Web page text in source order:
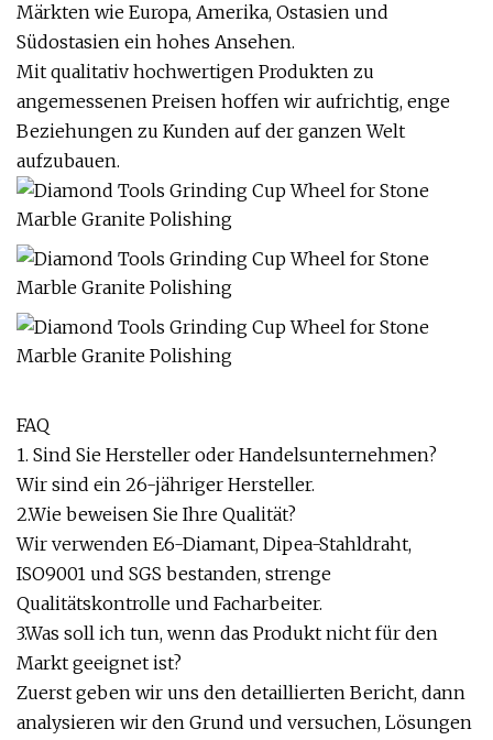
Märkten wie Europa, Amerika, Ostasien und
Südostasien ein hohes Ansehen.
Mit qualitativ hochwertigen Produkten zu
angemessenen Preisen hoffen wir aufrichtig, enge
Beziehungen zu Kunden auf der ganzen Welt
aufzubauen.
FAQ
1. Sind Sie Hersteller oder Handelsunternehmen?
Wir sind ein 26-jähriger Hersteller.
2.Wie beweisen Sie Ihre Qualität?
Wir verwenden E6-Diamant, Dipea-Stahldraht,
ISO9001 und SGS bestanden, strenge
Qualitätskontrolle und Facharbeiter.
3.Was soll ich tun, wenn das Produkt nicht für den
Markt geeignet ist?
Zuerst geben wir uns den detaillierten Bericht, dann
analysieren wir den Grund und versuchen, Lösungen